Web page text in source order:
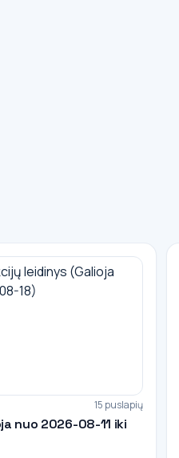
15 puslapių
nuo 2026-08-11 iki